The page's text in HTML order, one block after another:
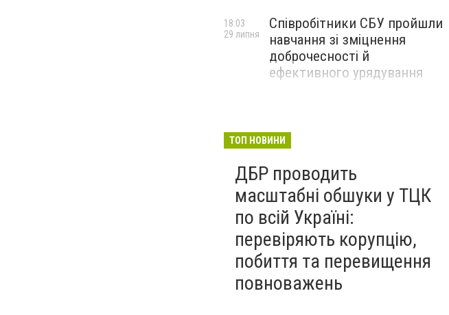
Співробітники СБУ пройшли
навчання зі зміцнення
доброчесності й
ефективного урядування
18:03
29 липня
війська: у CENTCOM
всіх ракет
ТОП НОВИНИ
ДБР проводить
масштабні обшуки у ТЦК
по всій Україні:
перевіряють корупцію,
побиття та перевищення
повноважень